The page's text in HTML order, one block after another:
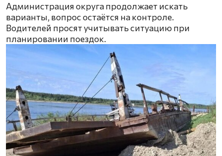
Администрация округа продолжает искать
варианты, вопрос остаётся на контроле.
Водителей просят учитывать ситуацию при
планировании поездок.